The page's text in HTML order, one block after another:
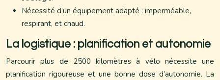
Nécessité d’un équipement adapté : imperméable,
respirant, et chaud.
La logistique : planification et autonomie
Parcourir plus de 2500 kilomètres à vélo nécessite une
planification rigoureuse et une bonne dose d’autonomie. La